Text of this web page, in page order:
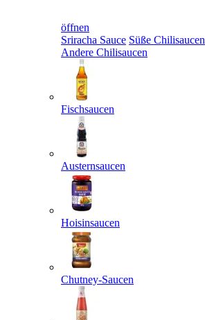
öffnen
Sriracha Sauce Süße Chilisaucen
Andere Chilisaucen
Fischsaucen
Austernsaucen
Hoisinsaucen
Chutney-Saucen